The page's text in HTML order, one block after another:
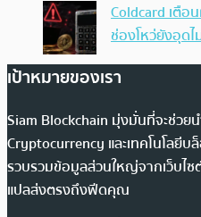
Coldcard เตือ
ช่องโหว่ยังอุดไ
เป้าหมายของเรา
Siam Blockchain มุ่งมั่นที่จะช่วย
Cryptocurrency และเทคโนโลยีบ
รวบรวมข้อมูลส่วนใหญ่จากเว็บไซ
แปลส่งตรงถึงฟีดคุณ